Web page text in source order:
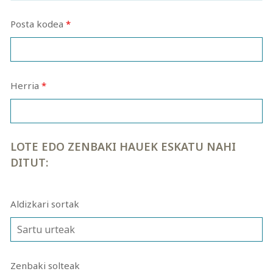
Posta kodea *
Herria *
LOTE EDO ZENBAKI HAUEK ESKATU NAHI
DITUT:
Aldizkari sortak
Zenbaki solteak